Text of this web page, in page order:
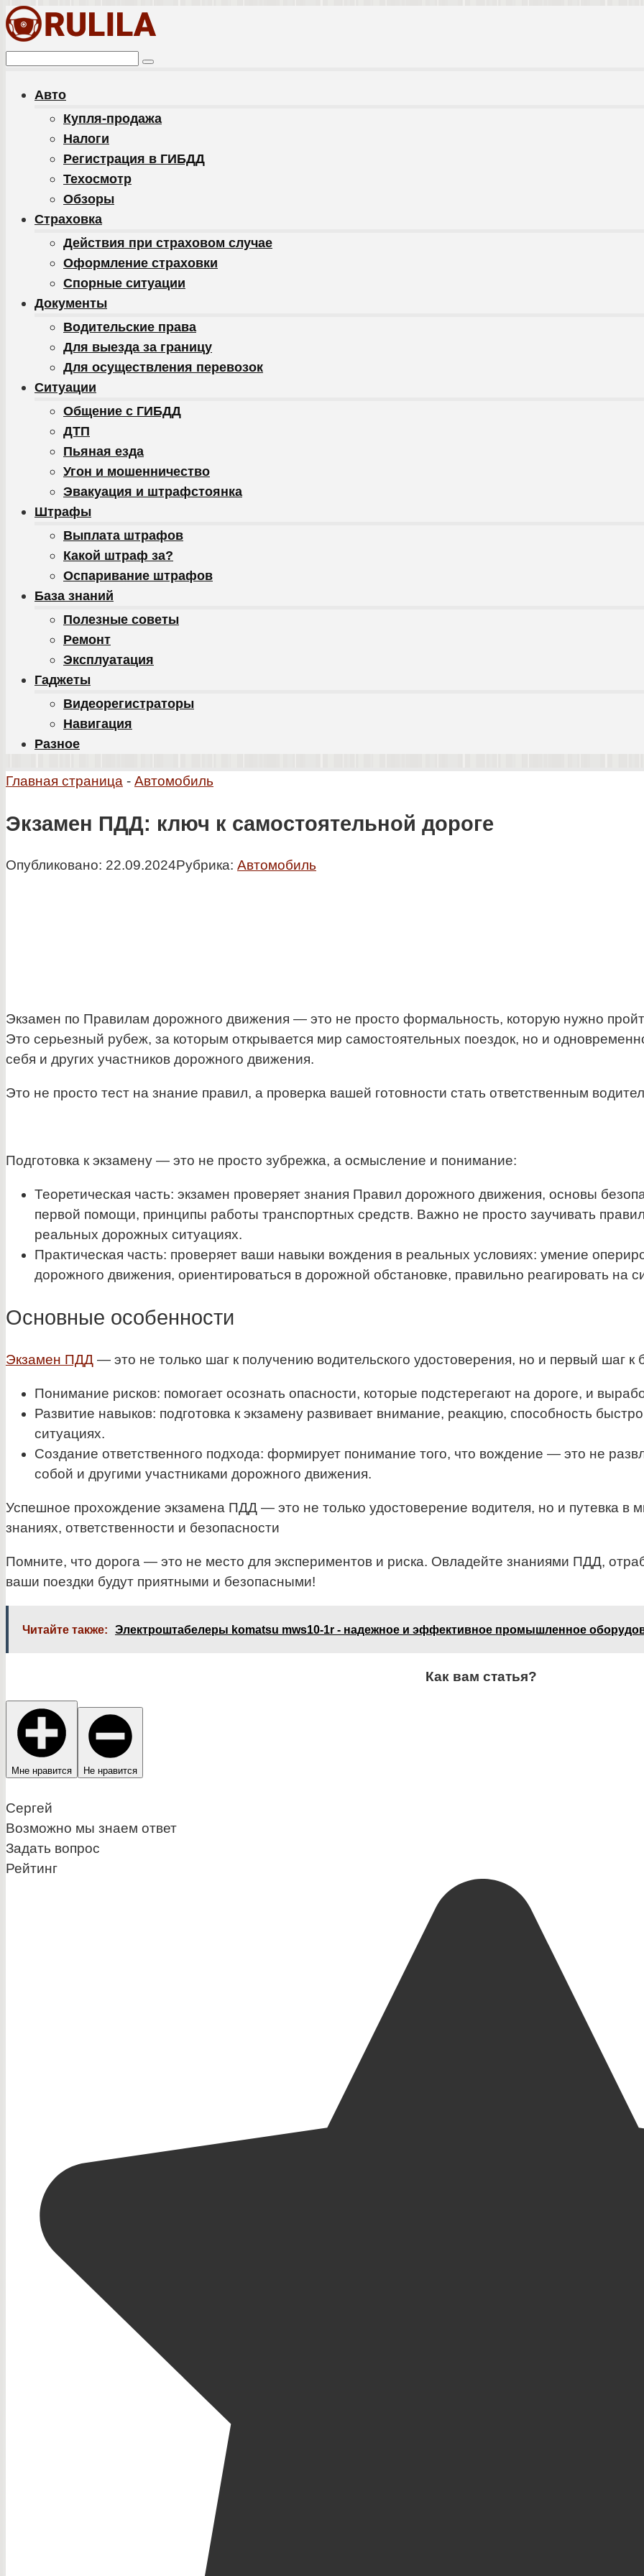
Перейти
к
контенту
Поиск:
Авто
Купля-продажа
Налоги
Регистрация в ГИБДД
Техосмотр
Обзоры
Cтраховка
Действия при страховом случае
Оформление страховки
Спорные ситуации
Документы
Водительские права
Для выезда за границу
Для осуществления перевозок
Ситуации
Общение с ГИБДД
ДТП
Пьяная езда
Угон и мошенничество
Эвакуация и штрафстоянка
Штрафы
Выплата штрафов
Какой штраф за?
Оспаривание штрафов
База знаний
Полезные советы
Ремонт
Эксплуатация
Гаджеты
Видеорегистраторы
Навигация
Разное
Главная страница - Автомобиль
Экзамен ПДД: ключ к самостоятельной дороге
Опубликовано: 22.09.2024Рубрика: Автомобиль
Экзамен по Правилам дорожного движения — это не просто формальность, которую нужно
Это серьезный рубеж, за которым открывается мир самостоятельных поездок, но и
себя и других участников дорожного движения.
Это не просто тест на знание правил, а проверка вашей готовности стать ответственным
Подготовка к экзамену — это не просто зубрежка, а осмысление и понимание:
Теоретическая часть: экзамен проверяет знания Правил дорожного движения, основы
первой помощи, принципы работы транспортных средств. Важно не просто заучивать
реальных дорожных ситуациях.
Практическая часть: проверяет ваши навыки вождения в реальных условиях: умение
дорожного движения, ориентироваться в дорожной обстановке, правильно реагировать на
Основные особенности
Экзамен ПДД — это не только шаг к получению водительского удостоверения, но и первый шаг к
Понимание рисков: помогает осознать опасности, которые подстерегают на дороге, и
Развитие навыков: подготовка к экзамену развивает внимание, реакцию, способность
ситуациях.
Создание ответственного подхода: формирует понимание того, что вождение — это не
собой и другими участниками дорожного движения.
Успешное прохождение экзамена ПДД — это не только удостоверение водителя, но и путевка в
знаниях, ответственности и безопасности
Помните, что дорога — это не место для экспериментов и риска. Овладейте знаниями ПДД,
ваши поездки будут приятными и безопасными!
Читайте также: Электроштабелеры komatsu mws10-1r - надежное и эффективное промышленное
Как вам статья?
Мне нравится Не нравится
Сергей
Возможно мы знаем ответ
Задать вопрос
Рейтинг